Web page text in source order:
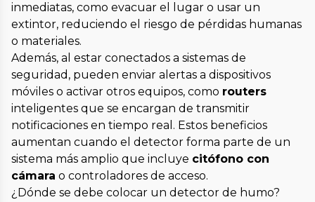
inmediatas, como evacuar el lugar o usar un
extintor, reduciendo el riesgo de pérdidas humanas
o materiales.
Además, al estar conectados a sistemas de
seguridad, pueden enviar alertas a dispositivos
móviles o activar otros equipos, como routers
inteligentes que se encargan de transmitir
notificaciones en tiempo real. Estos beneficios
aumentan cuando el detector forma parte de un
sistema más amplio que incluye citófono con
cámara o controladores de acceso.
¿Dónde se debe colocar un detector de humo?